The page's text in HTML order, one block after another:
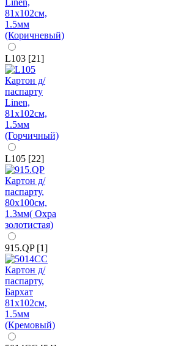
L103 [21]
L105 [22]
915.QP [1]